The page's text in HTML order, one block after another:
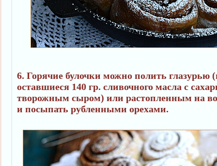
6. Горячие булочки можно полить глазурью
оставшиеся 140 гр. сливочного масла с
творожным сыром) или растопленным на
и посыпать рубленными орехами.